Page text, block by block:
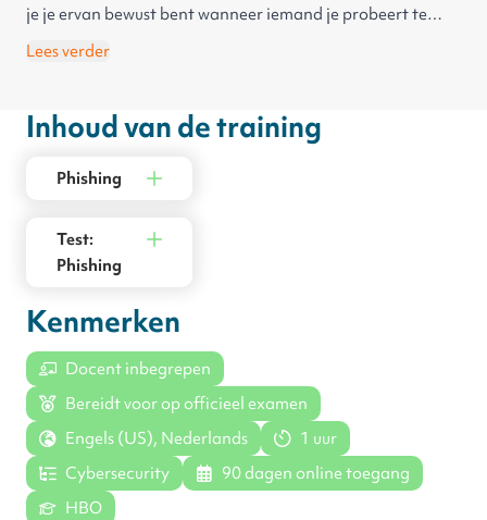
je je ervan bewust bent wanneer iemand je probeert te
misleiden
phishers.
Lees verder
Inhoud van de training
Phishing
Test:
Phishing
Kenmerken
Docent inbegrepen
Bereidt voor op officieel examen
Engels (US), Nederlands
1 uur
Cybersecurity
90 dagen online toegang
HBO